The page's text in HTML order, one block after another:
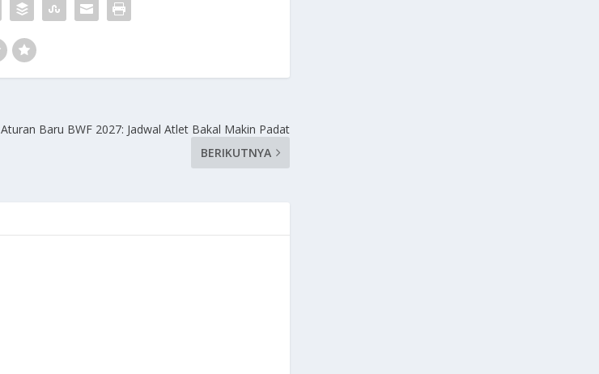
Aturan Baru BWF 2027: Jadwal Atlet Bakal Makin Padat
BERIKUTNYA